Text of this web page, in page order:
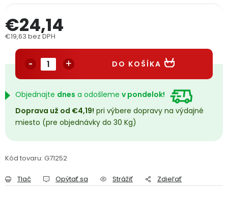
Obchodné podmienky Reklamačný poriadok
Podmienky ochrany osobných údajov
Přihlášení Registrace +
€24,14
€19,63 bez DPH
DO KOŠÍKA
Objednajte dnes a odošleme v pondelok!
Doprava už od €4,19! pri výbere dopravy na výdajné
miesto (pre objednávky do 30 Kg)
Kód tovaru: G71252
Tlač Opýtať sa Strážiť Zdieľať